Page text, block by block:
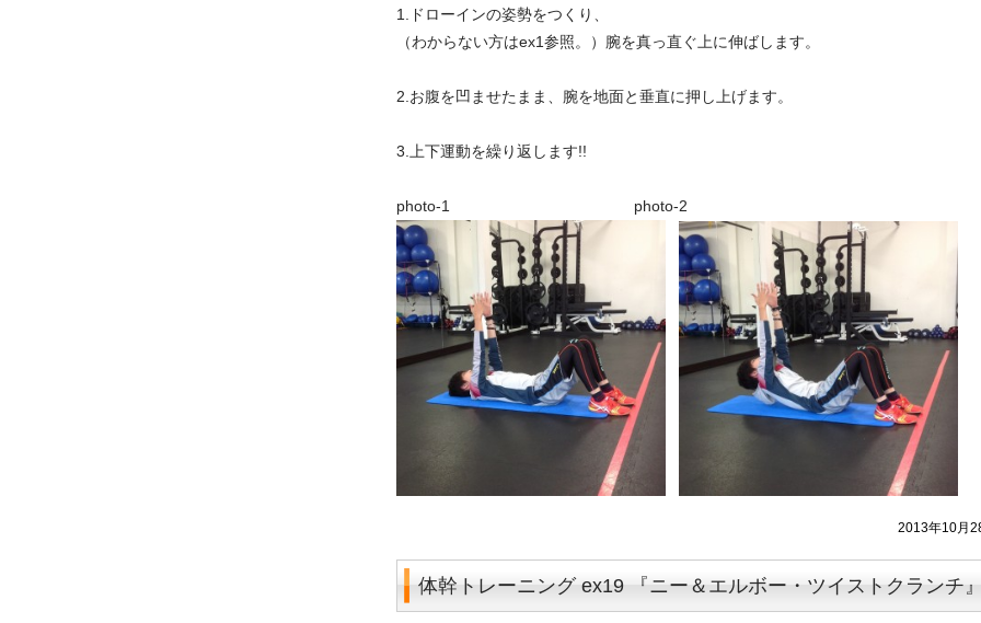
1.ドローインの姿勢をつくり、
（わからない方はex1参照。）腕を真っ直ぐ上に伸ばします。
2.お腹を凹ませたまま、腕を地面と垂直に押し上げます。
3.上下運動を繰り返します!!
photo-1 photo-2
2013年10月
体幹トレーニング ex19 『ニー＆エルボー・ツイストクランチ